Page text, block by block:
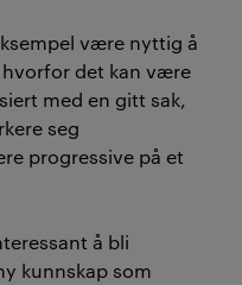
være nyttig å
det kan være
med en gitt sak,
seg
progressive på et
å bli
kunnskap som